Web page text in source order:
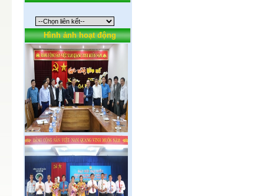
Hình ảnh hoạt động